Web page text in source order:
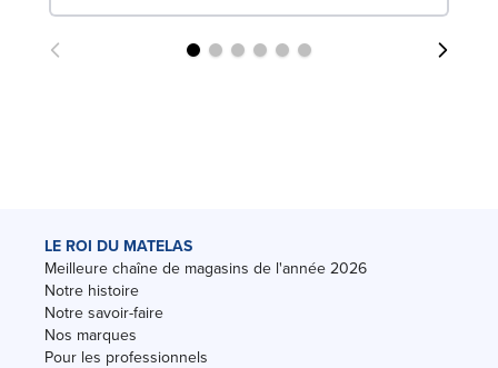
LE ROI DU MATELAS
Meilleure chaîne de magasins de l'année 2026
Notre histoire
Notre savoir-faire
Nos marques
Pour les professionnels